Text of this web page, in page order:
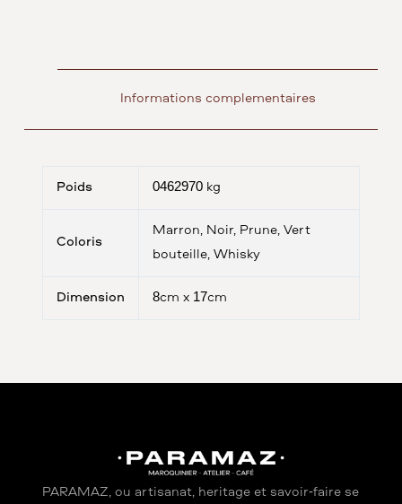
Informations complémentaires
Poids 0462970 kg
Coloris
Marron, Noir, Prune, Vert
bouteille, Whisky
Dimension 8cm x 17cm
PARAMAZ, où artisanat, héritage et savoir-faire se